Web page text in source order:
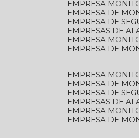
EMPRESA
EMPRESA DE
EMPRESA DE
EMPRESAS DE
EMPRESA
EMPRESA DE
EMPRESA
EMPRESA DE
EMPRESA DE
EMPRESAS DE
EMPRESA
EMPRESA DE